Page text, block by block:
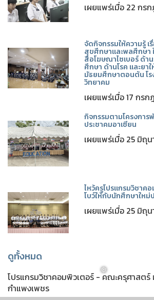
เผยแพร่เมื่อ 22 กร
จัดกิจกรรมให้ความรู้
สุขศึกษาและพลศึกษา
สื่อโฆษณาไซเบอร์ ด้า
ศึกษา ด้านโรค และยา
มัธยมศึกษาตอนต้น โร
วิทยาคม
เผยแพร่เมื่อ 17 กร
กิจกรรมตามโครงกา
ประชาคมอาเซียน
เผยแพร่เมื่อ 25 มิถุ
ไหว้ครูโปรแกรมวิชาค
โบว์ให้กับนักศึกษาใหม่
เผยแพร่เมื่อ 25 มิถุ
ดูทั้งหมด
โปรแกรมวิชาคอมพิวเตอร์ - คณะครุศาสตร์
กำแพงเพชร